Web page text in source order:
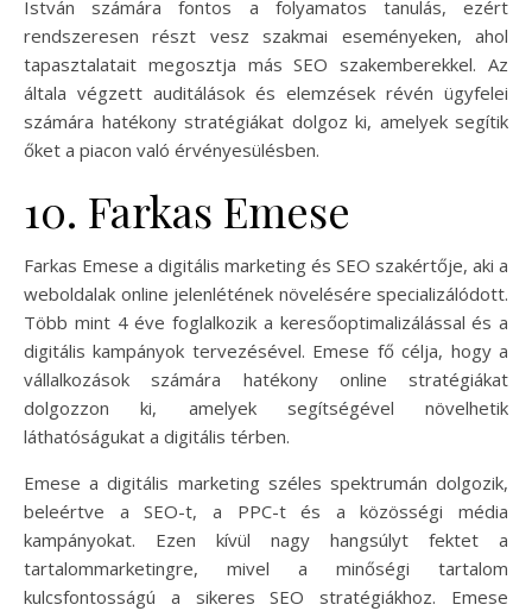
István számára fontos a folyamatos tanulás, ezért
rendszeresen részt vesz szakmai eseményeken, ahol
tapasztalatait megosztja más SEO szakemberekkel. Az
általa végzett auditálások és elemzések révén ügyfelei
számára hatékony stratégiákat dolgoz ki, amelyek segítik
őket a piacon való érvényesülésben.
10. Farkas Emese
Farkas Emese a digitális marketing és SEO szakértője, aki a
weboldalak online jelenlétének növelésére specializálódott.
Több mint 4 éve foglalkozik a keresőoptimalizálással és a
digitális kampányok tervezésével. Emese fő célja, hogy a
vállalkozások számára hatékony online stratégiákat
dolgozzon ki, amelyek segítségével növelhetik
láthatóságukat a digitális térben.
Emese a digitális marketing széles spektrumán dolgozik,
beleértve a SEO-t, a PPC-t és a közösségi média
kampányokat. Ezen kívül nagy hangsúlyt fektet a
tartalommarketingre, mivel a minőségi tartalom
kulcsfontosságú a sikeres SEO stratégiákhoz. Emese